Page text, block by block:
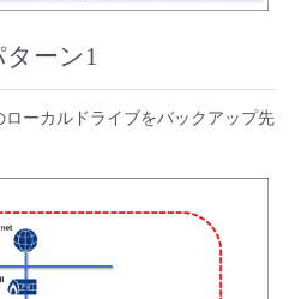
見る
ー
ログラム
ーン1
ーカルドライブをバックアップ先